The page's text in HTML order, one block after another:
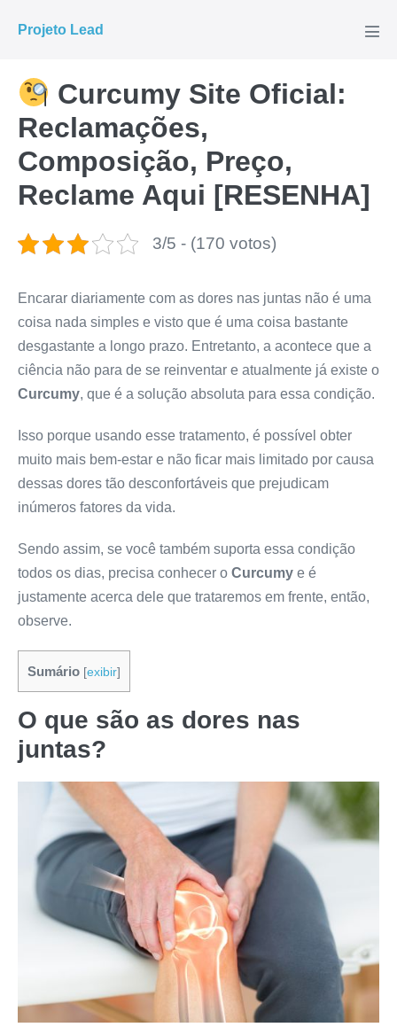
para
conteúdo
Projeto Lead
Curcumy Site Oficial:
Reclamações,
Composição, Preço,
Reclame Aqui [RESENHA]
3/5 - (170 votos)
Encarar diariamente com as dores nas juntas não é uma
coisa nada simples e visto que é uma coisa bastante
desgastante a longo prazo. Entretanto, a acontece que a
ciência não para de se reinventar e atualmente já existe o
Curcumy, que é a solução absoluta para essa condição.
Isso porque usando esse tratamento, é possível obter
muito mais bem-estar e não ficar mais limitado por causa
dessas dores tão desconfortáveis que prejudicam
inúmeros fatores da vida.
Sendo assim, se você também suporta essa condição
todos os dias, precisa conhecer o Curcumy e é
justamente acerca dele que trataremos em frente, então,
observe.
Sumário [exibir]
O que são as dores nas
juntas?